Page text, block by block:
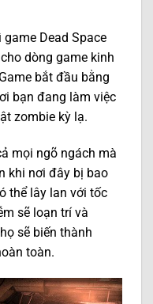
Dead Space
dòng game kinh
bắt đầu bằng
bạn đang làm việc
zombie kỳ lạ.
mọi ngõ ngách mà
khi nơi đây bị bao
thể lây lan với tốc
sẽ loạn trí và
sẽ biến thành
toàn.